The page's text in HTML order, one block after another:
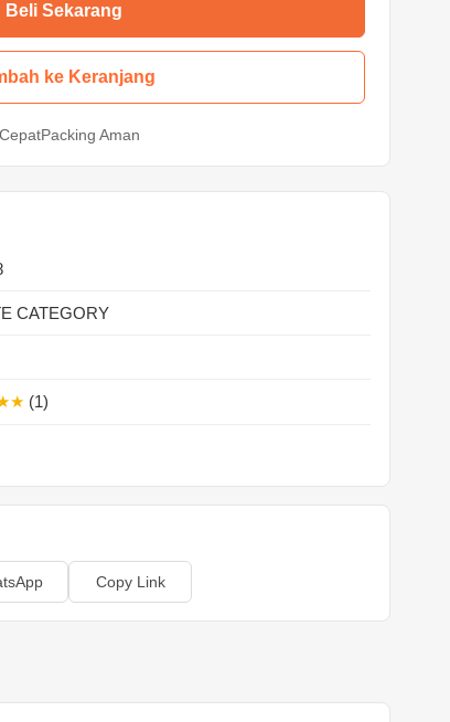
Beli Sekarang
ke Keranjang
Packing Aman
CATEGORY
(1)
Copy Link